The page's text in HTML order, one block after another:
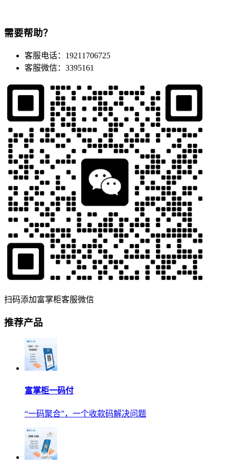
需要帮助？
客服电话：19211706725
客服微信：3395161
扫码添加富掌柜客服微信
推荐产品
富掌柜一码付
“一码聚合”，一个收款码解决问题